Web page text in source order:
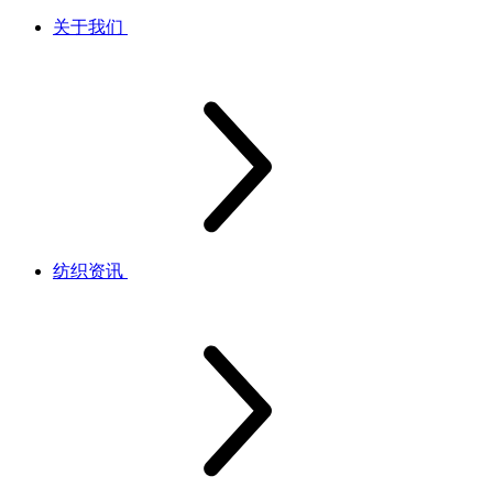
关于我们
纺织资讯